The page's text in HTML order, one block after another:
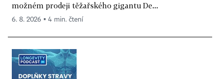
možném prodeji těžařského gigantu De...
6. 8. 2026 ▪ 4 min. čtení